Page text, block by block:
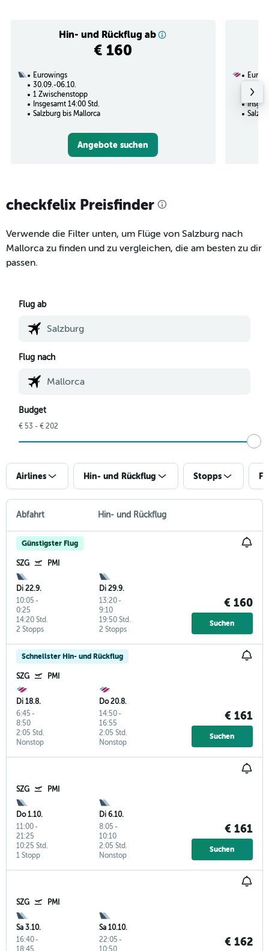
Hin- und Rückflug ab
€ 160
Eurowings
30.09.-06.10.
1 Zwischenstopp
Insgesamt 14:00 Std.
Salzburg bis Mallorca
Angebote suchen
checkfelix Preisfinder
Verwende die Filter unten, um Flüge von Salzburg nach
Mallorca zu finden und zu vergleichen, die am besten zu dir
passen.
Flug ab
Flug nach
Budget
€ 53 - € 202
Airlines Hin- und Rückflug Stopps
Abfahrt Hin- und Rückflug
Günstigster Flug
SZG PMI
Di 22.9.
10:05 -
0:25
2 Stopps
14:20 Std.
Di 29.9.
13:20-
9:10
2 Stopps
19:50 Std.
€ 160
Suchen
Schnellster Hin- und Rückflug
SZG PMI
Di 18.8.
6:45 -
8:50
Nonstop
2:05 Std.
Do 20.8.
14:50-
16:55
Nonstop
2:05 Std.
€ 161
Suchen
SZG PMI
Do 1.10.
11:00-
21:25
1 Stopp
10:25 Std.
Di 6.10.
8:05 -
10:10
Nonstop
2:05 Std.
€ 161
Suchen
SZG PMI
Sa 3.10.
16:40-
18:45
Sa 10.10.
22:05 -
10:50
€ 162